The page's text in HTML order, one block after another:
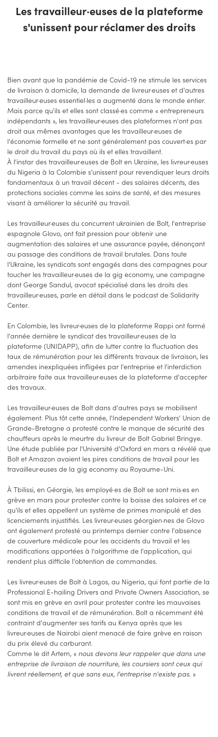
Les travailleur·euses de la plateforme
s'unissent pour réclamer des droits
Bien avant que la pandémie de Covid-19 ne stimule les services
de livraison à domicile, la demande de livreur·euses et d'autres
travailleur·euses essentiel·les a augmenté dans le monde entier.
Mais parce qu'ils et elles sont classé·es comme « entrepreneurs
indépendants », les travailleur·euses des plateformes n'ont pas
droit aux mêmes avantages que les travailleur·euses de
l'économie formelle et ne sont généralement pas couvert·es par
le droit du travail du pays où ils et elles travaillent.
À l'instar des travailleur·euses de Bolt en Ukraine, les livreur·euses
du Nigeria à la Colombie s'unissent pour revendiquer leurs droits
fondamentaux à un travail décent - des salaires décents, des
protections sociales comme les soins de santé, et des mesures
visant à améliorer la sécurité au travail.
Les travailleur·euses du concurrent ukrainien de Bolt, l'entreprise
espagnole Glovo, ont fait pression pour obtenir une
augmentation des salaires et une assurance payée, dénonçant
au passage des conditions de travail brutales. Dans toute
l'Ukraine, les syndicats sont engagés dans des campagnes pour
toucher les travailleur·euses de la gig economy, une campagne
dont George Sandul, avocat spécialisé dans les droits des
travailleur·euses, parle en détail dans le podcast de Solidarity
Center.
En Colombie, les livreur·euses de la plateforme Rappi ont formé
l'année dernière le syndicat des travailleur·euses de la
plateforme (UNIDAPP), afin de lutter contre la fluctuation des
taux de rémunération pour les différents travaux de livraison, les
amendes inexpliquées infligées par l'entreprise et l'interdiction
arbitraire faite aux travailleur·euses de la plateforme d'accepter
des travaux.
Les travailleur·euses de Bolt dans d'autres pays se mobilisent
également. Plus tôt cette année, l'Independent Workers' Union de
Grande-Bretagne a protesté contre le manque de sécurité des
chauffeurs après le meurtre du livreur de Bolt Gabriel Bringye.
Une étude publiée par l'Université d'Oxford en mars a révélé que
Bolt et Amazon avaient les pires conditions de travail pour les
travailleur·euses de la gig economy au Royaume-Uni.
À Tbilissi, en Géorgie, les employé·es de Bolt se sont mis·es en
grève en mars pour protester contre la baisse des salaires et ce
qu'ils et elles appellent un système de primes manipulé et des
licenciements injustifiés. Les livreur·euses géorgien·nes de Glovo
ont également protesté au printemps dernier contre l'absence
de couverture médicale pour les accidents du travail et les
modifications apportées à l'algorithme de l'application, qui
rendent plus difficile l'obtention de commandes.
Les livreur·euses de Bolt à Lagos, au Nigeria, qui font partie de la
Professional E-hailing Drivers and Private Owners Association, se
sont mis en grève en avril pour protester contre les mauvaises
conditions de travail et de rémunération. Bolt a récemment été
contraint d'augmenter ses tarifs au Kenya après que les
livreur·euses de Nairobi aient menacé de faire grève en raison
du prix élevé du carburant.
Comme le dit Artem, « nous devons leur rappeler que dans une
entreprise de livraison de nourriture, les coursiers sont ceux qui
livrent réellement, et que sans eux, l'entreprise n'existe pas. »